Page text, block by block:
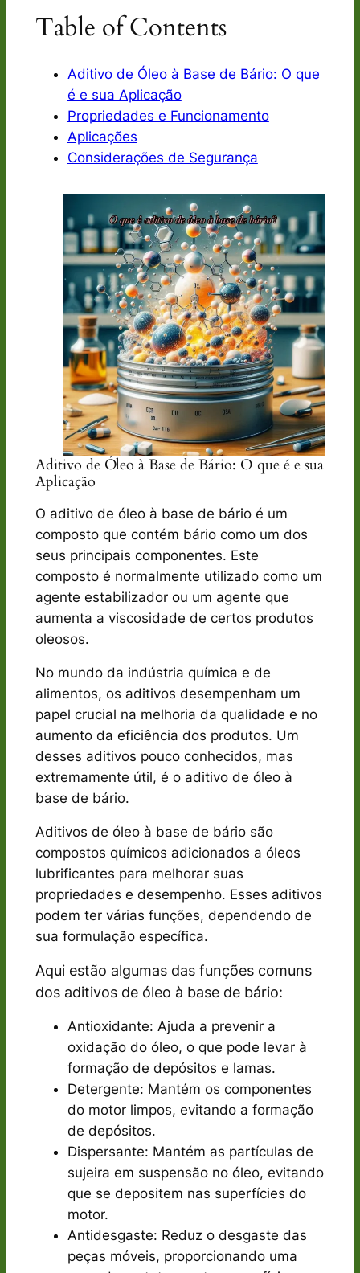
Table of Contents
Aditivo de Óleo à Base de Bário: O que
é e sua Aplicação
Propriedades e Funcionamento
Aplicações
Considerações de Segurança
Aditivo de Óleo à Base de Bário: O que é e sua
Aplicação
O aditivo de óleo à base de bário é um
composto que contém bário como um dos
seus principais componentes. Este
composto é normalmente utilizado como um
agente estabilizador ou um agente que
aumenta a viscosidade de certos produtos
oleosos.
No mundo da indústria química e de
alimentos, os aditivos desempenham um
papel crucial na melhoria da qualidade e no
aumento da eficiência dos produtos. Um
desses aditivos pouco conhecidos, mas
extremamente útil, é o aditivo de óleo à
base de bário.
Aditivos de óleo à base de bário são
compostos químicos adicionados a óleos
lubrificantes para melhorar suas
propriedades e desempenho. Esses aditivos
podem ter várias funções, dependendo de
sua formulação específica.
Aqui estão algumas das funções comuns
dos aditivos de óleo à base de bário:
Antioxidante: Ajuda a prevenir a
oxidação do óleo, o que pode levar à
formação de depósitos e lamas.
Detergente: Mantém os componentes
do motor limpos, evitando a formação
de depósitos.
Dispersante: Mantém as partículas de
sujeira em suspensão no óleo, evitando
que se depositem nas superfícies do
motor.
Antidesgaste: Reduz o desgaste das
peças móveis, proporcionando uma